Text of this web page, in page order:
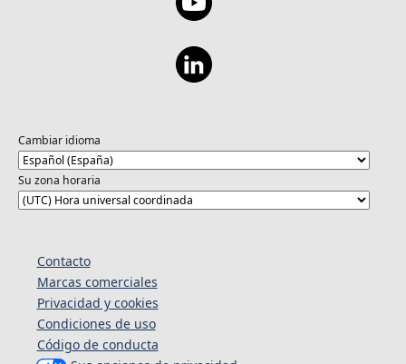
Cambiar idioma
Su zona horaria
Contacto
Marcas comerciales
Privacidad y cookies
Condiciones de uso
Código de conducta